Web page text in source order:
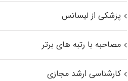
پزشکی از لیسانس
مصاحبه با رتبه های برتر
کارشناسی ارشد مجازی